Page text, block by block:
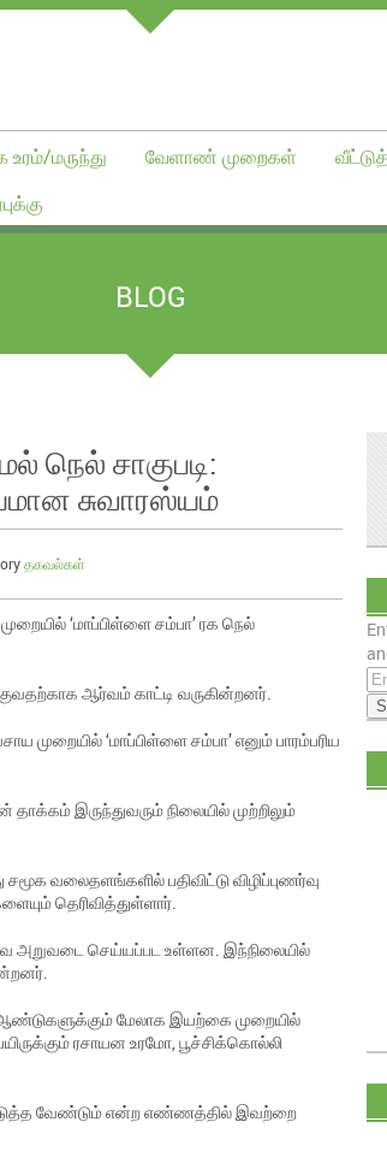
மருந்து வேளாண் முறைகள்
BLOG
நெல் சாகுபடி:
சுவாரஸ்யம்
தகவல்கள்
‘மாப்பிள்ளை சம்பா’ ரக நெல்
ஆர்வம் காட்டி வருகின்றனர்.
முறையில் ‘மாப்பிள்ளை சம்பா’ எனும் பாரம்பரிய
இருந்துவரும் நிலையில் முற்றிலும்
வலைதளங்களில் பதிவிட்டு விழிப்புணர்வு
தெரிவித்துள்ளார்.
அறுவடை செய்யப்பட உள்ளன. இந்நிலையில்
மேலாக இயற்கை முறையில்
ரசாயன உரமோ, பூச்சிக்கொல்லி
வேண்டும் என்ற எண்ணத்தில் இவற்றை
E
m
a
i
A